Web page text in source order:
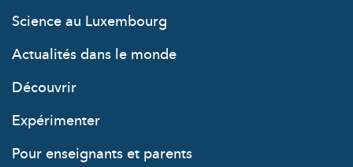
Science au Luxembourg
Actualités dans le monde
Découvrir
Expérimenter
Pour enseignants et parents